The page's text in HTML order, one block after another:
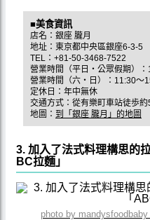
■美食資訊
店名：銀座 朧月
地址：東京都中央區銀座6-3-5
TEL：+81-50-3468-7522
營業時間（平日・公眾假期）
營業時間（六・日）：11:30～
定休日：年中無休
交通方式：從有樂町車站徒歩
地圖： 到「銀座 朧月」的地圖
3. 加入了法式料理構思的
BC拉麵」
photo by